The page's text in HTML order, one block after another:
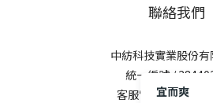
聯絡我們
中紡科技實業股份有
統一編號 /
客服電話 / 0800-
宜而爽